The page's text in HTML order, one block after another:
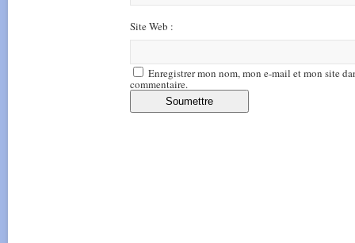
Site Web :
Enregistrer mon nom, mon e-mail et mon site
commentaire.